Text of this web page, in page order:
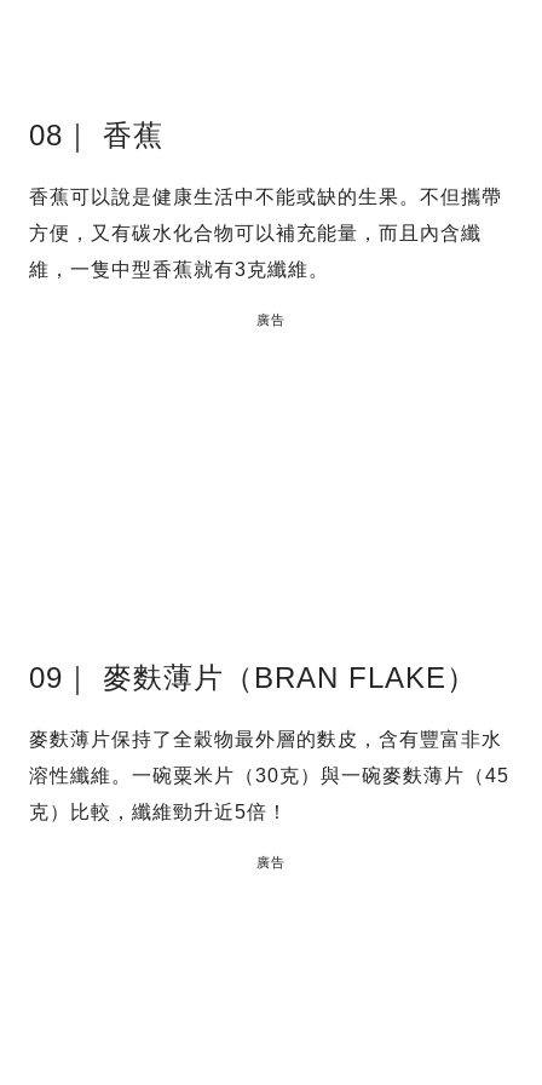
08｜ 香蕉
香蕉可以說是健康生活中不能或缺的生果。不但攜帶
方便，又有碳水化合物可以補充能量，而且內含纖
維，一隻中型香蕉就有3克纖維。
廣告
09｜ 麥麩薄片（BRAN FLAKE）
麥麩薄片保持了全穀物最外層的麩皮，含有豐富非水
溶性纖維。一碗粟米片（30克）與一碗麥麩薄片（45
克）比較，纖維勁升近5倍！
廣告